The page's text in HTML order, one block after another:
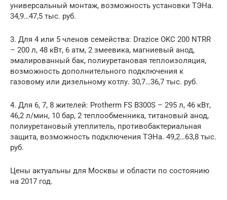
универсальный монтаж, возможность установки ТЭНа.
34,9…47,5 тыс. руб.
3. Для 4 или 5 членов семейства: Drazice OKC 200 NTRR
– 200 л, 48 кВт, 6 атм, 2 змеевика, магниевый анод,
эмалированный бак, полиуретановая теплоизоляция,
возможность дополнительного подключения к
газовому или дизельному котлу. 30,7…36,7 тыс. руб.
4. Для 6, 7, 8 жителей: Protherm FS B300S – 295 л, 46 кВт,
46,2 л/мин, 10 бар, 2 теплообменника, титановый анод,
полиуретановый утеплитель, противобактериальная
защита, возможность подключения ТЭНа. 49,2…63,8 тыс.
руб.
Цены актуальны для Москвы и области по состоянию
на 2017 год.